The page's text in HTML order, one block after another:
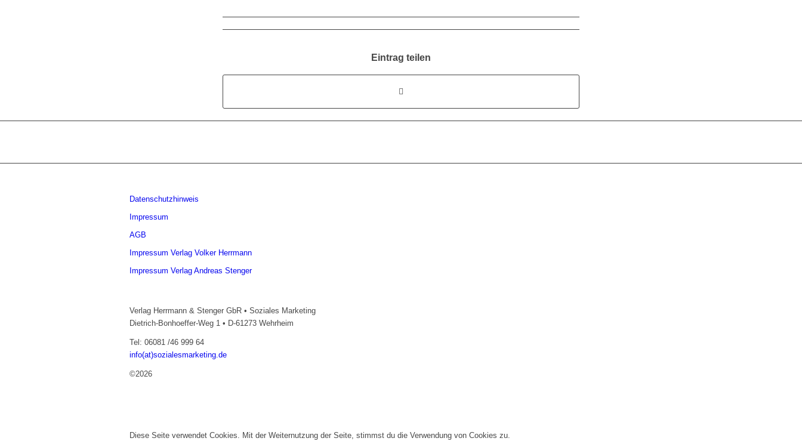
Eintrag teilen
Datenschutzhinweis
Impressum
AGB
Impressum Verlag Volker Herrmann
Impressum Verlag Andreas Stenger
Verlag Herrmann & Stenger GbR • Soziales Marketing
Dietrich-Bonhoeffer-Weg 1 • D-61273 Wehrheim
Tel: 06081 /46 999 64
info(at)sozialesmarketing.de
©2026
Diese Seite verwendet Cookies. Mit der Weiternutzung der Seite, stimmst du die Verwendung von Cookies zu.